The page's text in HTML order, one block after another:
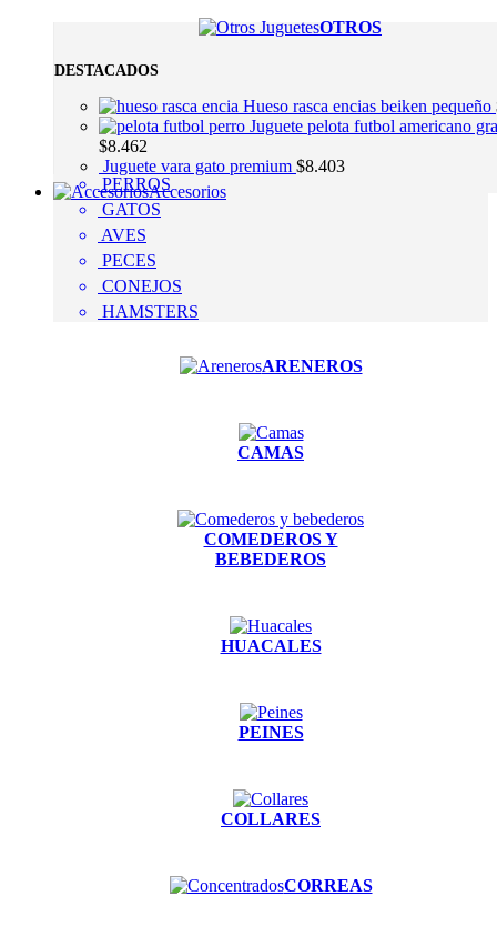
OTROS
DESTACADOS
Hueso rasca encias beiken pequeño
Juguete pelota futbol americano
$8.462
Juguete vara gato premium $8.403
Accesorios
PERROS
GATOS
AVES
PECES
CONEJOS
HAMSTERS
ARENEROS
CAMAS
COMEDEROS Y
BEBEDEROS
HUACALES
PEINES
COLLARES
CORREAS